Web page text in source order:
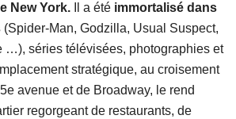
New York.
Il a été immortalisé dans
(Spider-Man, Godzilla, Usual Suspect,
…), séries télévisées, photographies et
stratégique, au croisement
avenue et de Broadway, le rend
regorgeant de restaurants, de